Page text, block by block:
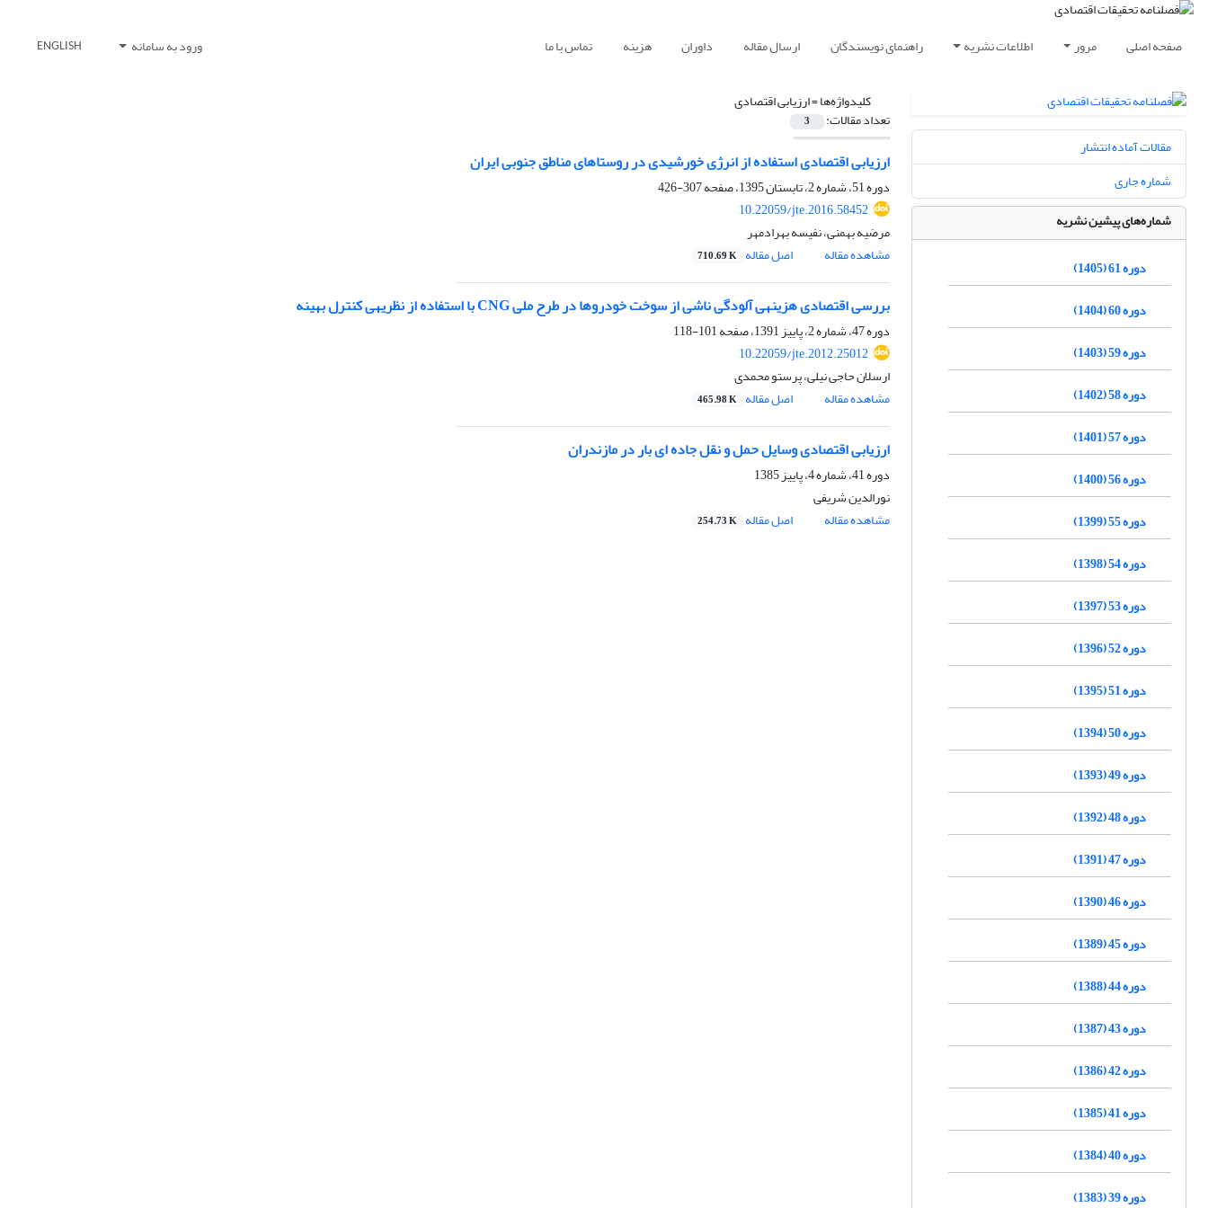
صفحه اصلی مرور اطلاعات نشریه راهنمای نویسندگان ارسال مقاله داوران هزینه تماس با ما ورود به سامانه ENGLISH
کلیدواژه‌ها =ارزیابی اقتصادی
تعداد مقالات: 3
ارزیابی اقتصادی استفاده از انرژی خورشیدی در روستاهای مناطق جنوبی ایران
دوره 51، شماره 2، تابستان 1395، صفحه
307-426
10.22059/jte.2016.58452
مرضیه بهمنی، نفیسه بهرادمهر
مشاهده مقاله
اصل مقاله 710.69 K
بررسی اقتصادی هزینه‎ی آلودگی ناشی از سوخت خودروها در طرح ملی CNG با استفاده از نظریه‎ی کنترل بهینه
دوره 47، شماره 2، پاییز 1391، صفحه
101-118
10.22059/jte.2012.25012
ارسلان حاجی نیلی، پرستو محمدی
مشاهده مقاله
اصل مقاله 465.98 K
ارزیابی اقتصادی وسایل حمل و نقل جاده ای بار در مازندران
دوره 41، شماره 4، پاییز 1385
نورالدین شریفی
مشاهده مقاله
اصل مقاله 254.73 K
مقالات آماده انتشار
شماره جاری
شماره‌های پیشین نشریه
دوره 61 (1405)
دوره 60 (1404)
دوره 59 (1403)
دوره 58 (1402)
دوره 57 (1401)
دوره 56 (1400)
دوره 55 (1399)
دوره 54 (1398)
دوره 53 (1397)
دوره 52 (1396)
دوره 51 (1395)
دوره 50 (1394)
دوره 49 (1393)
دوره 48 (1392)
دوره 47 (1391)
دوره 46 (1390)
دوره 45 (1389)
دوره 44 (1388)
دوره 43 (1387)
دوره 42 (1386)
دوره 41 (1385)
دوره 40 (1384)
دوره 39 (1383)